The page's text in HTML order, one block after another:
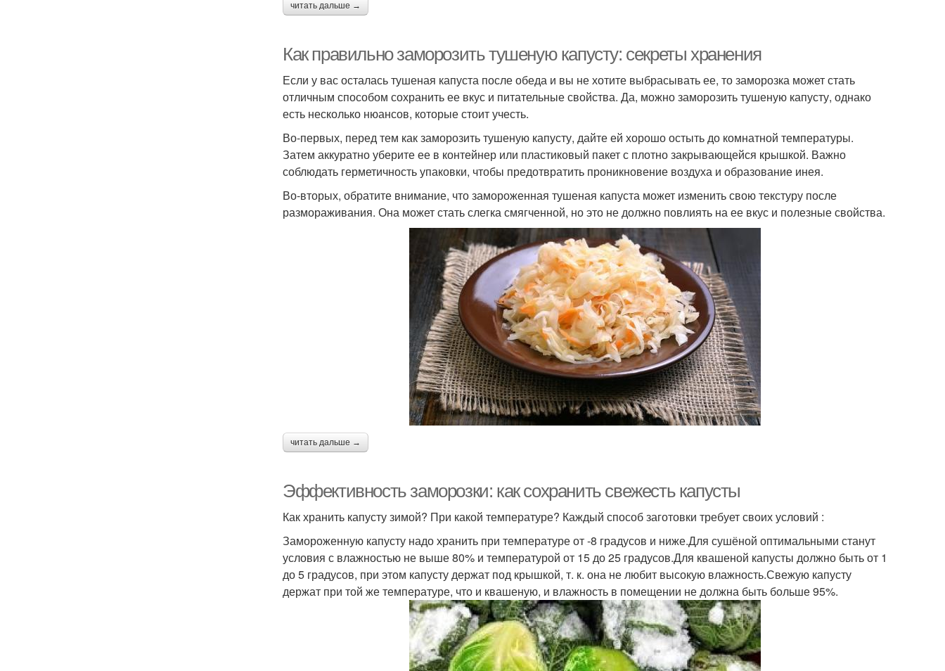
читать дальше →
Как правильно заморозить тушеную капусту: секреты хранения
Если у вас осталась тушеная капуста после обеда и вы не хотите выбрасывать ее, то заморозка может стать
отличным способом сохранить ее вкус и питательные свойства. Да, можно заморозить тушеную капусту, однако
есть несколько нюансов, которые стоит учесть.
Во-первых, перед тем как заморозить тушеную капусту, дайте ей хорошо остыть до комнатной температуры.
Затем аккуратно уберите ее в контейнер или пластиковый пакет с плотно закрывающейся крышкой. Важно
соблюдать герметичность упаковки, чтобы предотвратить проникновение воздуха и образование инея.
Во-вторых, обратите внимание, что замороженная тушеная капуста может изменить свою текстуру после
размораживания. Она может стать слегка смягченной, но это не должно повлиять на ее вкус и полезные свойства.
читать дальше →
Эффективность заморозки: как сохранить свежесть капусты
Как хранить капусту зимой? При какой температуре? Каждый способ заготовки требует своих условий :
Замороженную капусту надо хранить при температуре от -8 градусов и ниже.Для сушёной оптимальными станут
условия с влажностью не выше 80% и температурой от 15 до 25 градусов.Для квашеной капусты должно быть от 1
до 5 градусов, при этом капусту держат под крышкой, т. к. она не любит высокую влажность.Свежую капусту
держат при той же температуре, что и квашеную, и влажность в помещении не должна быть больше 95%.